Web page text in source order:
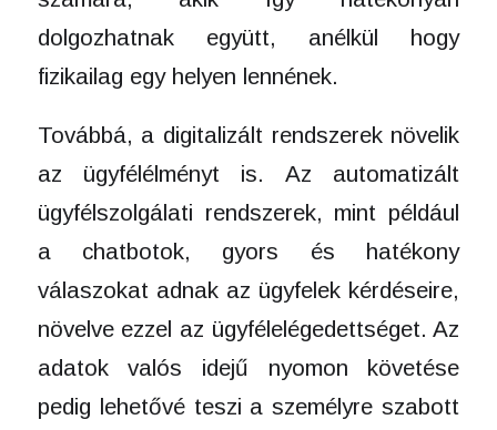
dolgozhatnak együtt, anélkül hogy
fizikailag egy helyen lennének.
Továbbá, a digitalizált rendszerek növelik
az ügyfélélményt is. Az automatizált
ügyfélszolgálati rendszerek, mint például
a chatbotok, gyors és hatékony
válaszokat adnak az ügyfelek kérdéseire,
növelve ezzel az ügyfélelégedettséget. Az
adatok valós idejű nyomon követése
pedig lehetővé teszi a személyre szabott